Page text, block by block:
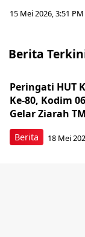
15 Mei 2026, 3:51 PM
Berita
Berita
Peringati HUT
Ke-80, Kodim
Gelar Ziarah
18 Mei